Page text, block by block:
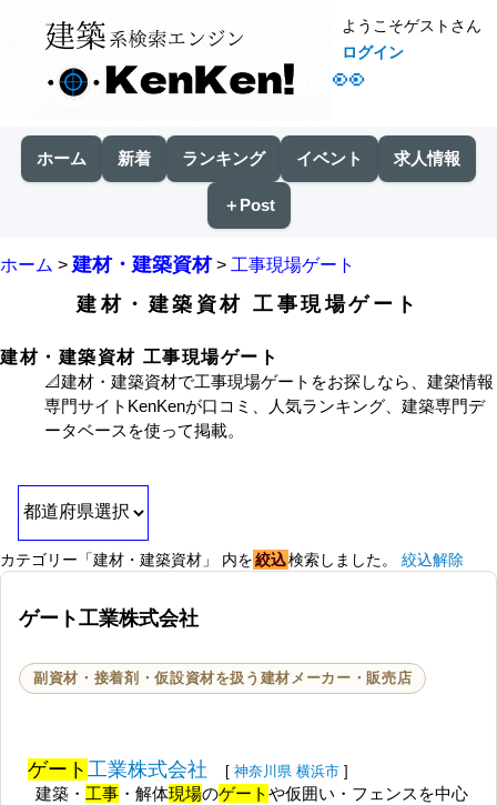
👀
ようこそゲストさん
ログイン
ホーム 新着 ランキング イベント 求人情報
＋Post
ホーム > 建材・建築資材> 工事現場ゲート
建材・建築資材 工事現場ゲート
建材・建築資材 工事現場ゲート
📐建材・建築資材で工事現場ゲートをお探しなら、建築情報
専門サイトKenKenが口コミ、人気ランキング、建築専門デ
ータベースを使って掲載。
カテゴリー「建材・建築資材」 内を絞込検索しました。 絞込解除
ゲート工業株式会社
副資材・接着剤・仮設資材を扱う建材メーカー・販売店
ゲート 工業株式会社 [ 神奈川県 横浜市 ]
建築・ 工事 ・解体現場のゲートや仮囲い・フェンスを中心